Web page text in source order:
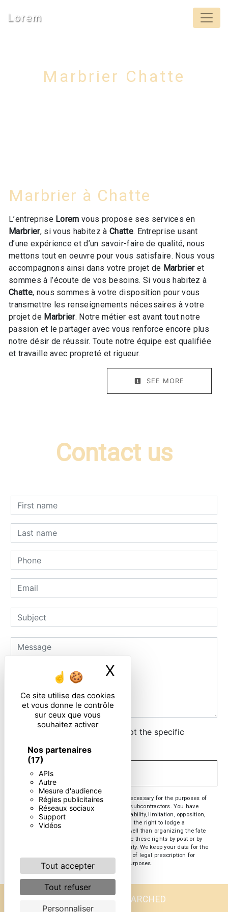
Ce site utilise des cookies
et vous donne le contrôle
sur ceux que vous
souhaitez activer
Nos partenaires
(17)
APIs
Autre
Mesure d'audience
Régies publicitaires
Réseaux sociaux
Support
Vidéos
Tout accepter
Tout refuser
Personnaliser
X
Lorem
Marbrier Chatte
Marbrier à Chatte
L’entreprise Lorem vous propose ses services en
Marbrier, si vous habitez à Chatte. Entreprise usant
d’une expérience et d’un savoir-faire de qualité, nous
mettons tout en oeuvre pour vous satisfaire. Nous vous
accompagnons ainsi dans votre projet de Marbrieret
sommes à l’écoute de vos besoins. Si vous habitez à
Chatte, nous sommes à votre disposition pour vous
transmettre les renseignements nécessaires à votre
projet de Marbrier. Notre métier est avant tout notre
passion et le partager avec vous renforce encore plus
notre désir de réussir. Toute notre équipe est qualifiée
et travaille avec propreté et rigueur.
SEE MORE
Contact us
By checking this box, I accept the specific
conditions below **
** The personal data communicated are necessary for the purposes of
contacting you. They are intended and its subcontractors. You have
rights of access, rectification, erasure, portability, limitation, opposition,
withdrawal of your consent at any time and the right to lodge a
complaint with a supervisory authority, as well than organizing the fate
of your post-mortem data. You can exercise these rights by post or by
email. You may be asked for proof of identity. We keep your data for the
period of contact and then for the duration of legal prescription for
probationary and litigation management purposes.
FREQUENTLY SEARCHED